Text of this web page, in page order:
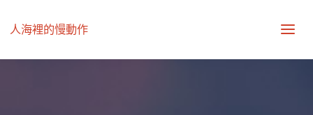
人海裡的慢動作